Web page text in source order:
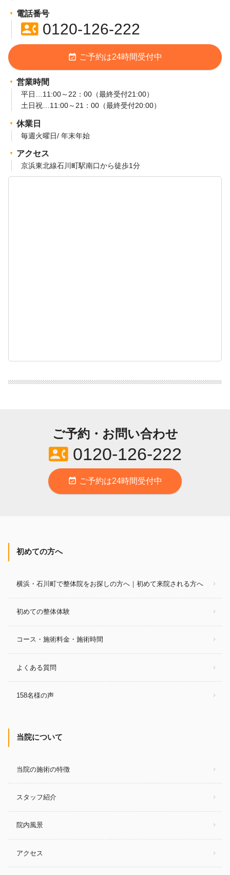
電話番号
contact_phone0120-126-222
event_available ご予約は24時間受付中
営業時間
平日…11:00～22：00（最終受付21:00）
土日祝…11:00～21：00（最終受付20:00）
休業日
毎週火曜日/ 年末年始
アクセス
京浜東北線石川町駅南口から徒歩1分
ご予約・お問い合わせ
contact_phone0120-126-222
event_available ご予約は24時間受付中
初めての方へ
横浜・石川町で整体院をお探しの方へ｜初めて来院される方へ
初めての整体体験
コース・施術料金・施術時間
よくある質問
158名様の声
当院について
当院の施術の特徴
スタッフ紹介
院内風景
アクセス